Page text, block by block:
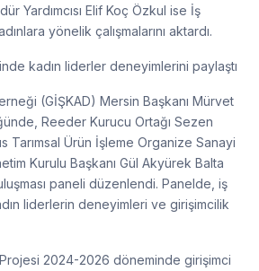
Yardımcısı Elif Koç Özkul ise İş
yönelik çalışmalarını aktardı.
kadın liderler deneyimlerini paylaştı
(GİŞKAD) Mersin Başkanı Mürvet
Reeder Kurucu Ortağı Sezen
Tarımsal Ürün İşleme Organize Sanayi
Kurulu Başkanı Gül Akyürek Balta
paneli düzenlendi. Panelde, iş
liderlerin deneyimleri ve girişimcilik
2024-2026 döneminde girişimci